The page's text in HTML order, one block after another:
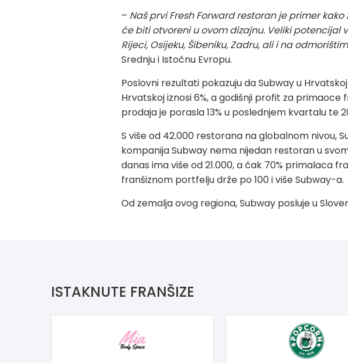
– Naš prvi Fresh Forward restoran je primer
će biti otvoreni u ovom dizajnu. Veliki
Rijeci, Osijeku, Šibeniku, Zadru, ali i na
Srednju i Istočnu Evropu.
Poslovni rezultati pokazuju da Subway u Hrvatskoj
Hrvatskoj iznosi 6%, a godišnji profit za primaoce
prodaja je porasla 13% u poslednjem kvartalu te
S više od 42.000 restorana na globalnom nivou,
kompanija Subway nema nijedan restoran u
danas ima više od 21.000, a čak 70% primalaca
franšiznom portfelju drže po 100 i više Subway-a.
Od zemalja ovog regiona, Subway posluje u
ISTAKNUTE FRANŠIZE